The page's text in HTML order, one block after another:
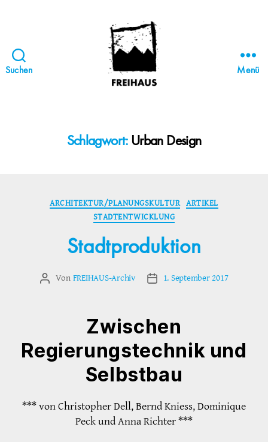
Suchen
STATTBAU
HAMBURG
Menü
Schlagwort: Urban Design
Kategorien
ARCHITEKTUR/PLANUNGSKULTUR ARTIKEL
STADTENTWICKLUNG
Stadtproduktion
Beitragsautor
Von FREIHAUS-Archiv Veröffentlichungsdatum
1. September 2017
Zwischen
Regierungstechnik und
Selbstbau
*** von Christopher Dell, Bernd Kniess, Dominique
Peck und Anna Richter ***